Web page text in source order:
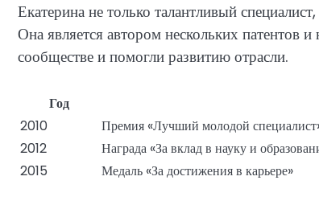
Екатерина не только талантливый
Она является автором нескольких патентов
сообществе и помогли развитию отрасли.
Год
2010
Премия «Лучший молодой
2012
Награда «За вклад в науку и
2015
Медаль «За достижения в карьере»